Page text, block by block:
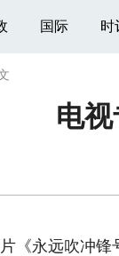
国际 时
电
永远吹冲锋